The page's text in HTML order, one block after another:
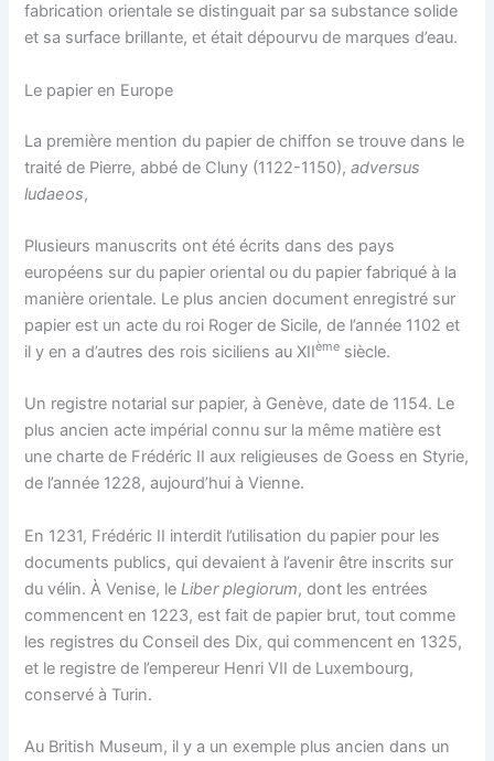
fabrication orientale se distinguait par sa substance solide
et sa surface brillante, et était dépourvu de marques d’eau.
Le papier en Europe
La première mention du papier de chiffon se trouve dans le
traité de Pierre, abbé de Cluny (1122-1150),adversus
ludaeos,
Plusieurs manuscrits ont été écrits dans des pays
européens sur du papier oriental ou du papier fabriqué à la
manière orientale. Le plus ancien document enregistré sur
papier est un acte du roi Roger de Sicile, de l’année 1102 et
il y en a d’autres des rois siciliens au XIIème siècle.
Un registre notarial sur papier, à Genève, date de 1154. Le
plus ancien acte impérial connu sur la même matière est
une charte de Frédéric II aux religieuses de Goess en Styrie,
de l’année 1228, aujourd’hui à Vienne.
En 1231, Frédéric II interdit l’utilisation du papier pour les
documents publics, qui devaient à l’avenir être inscrits sur
du vélin. À Venise, le Liber plegiorum, dont les entrées
commencent en 1223, est fait de papier brut, tout comme
les registres du Conseil des Dix, qui commencent en 1325,
et le registre de l’empereur Henri VII de Luxembourg,
conservé à Turin.
Au British Museum, il y a un exemple plus ancien dans un